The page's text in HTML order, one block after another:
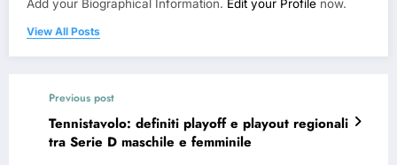
Add your Biographical Information. Edit your Profile now.
View All Posts
Previous post
Tennistavolo: definiti playoff e playout regionali
tra Serie D maschile e femminile